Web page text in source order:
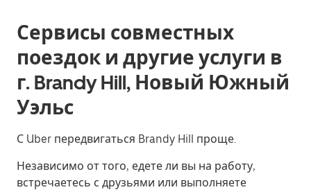
Сервисы совместных
поездок и другие услуги в
г. Brandy Hill, Новый Южный
Уэльс
С Uber передвигаться Brandy Hill проще.
Независимо от того, едете ли вы на работу,
встречаетесь с друзьями или выполняете